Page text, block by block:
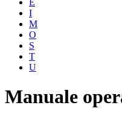
E
I
M
O
S
T
U
Manuale